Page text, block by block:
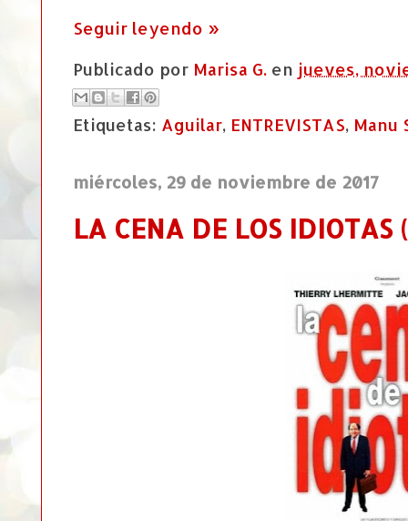
Seguir leyendo »
Publicado por Marisa G. en jueves,
Etiquetas: Aguilar, ENTREVISTAS, Manu
miércoles, 29 de noviembre de 2017
LA CENA DE LOS